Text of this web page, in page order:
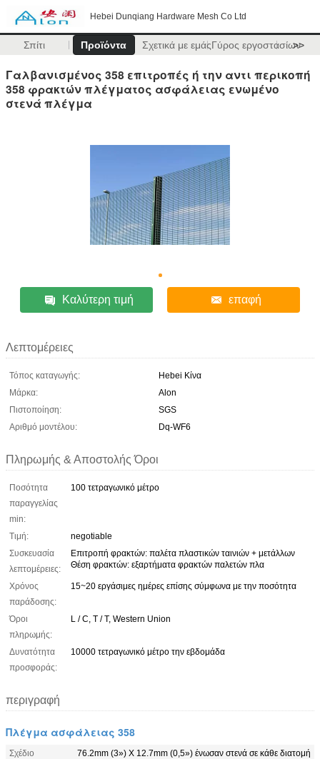
Hebei Dunqiang Hardware Mesh Co Ltd
Σπίτι Προϊόντα Σχετικά με εμάςΓύρος εργοστασίων
>>
Γαλβανισμένος 358 επιτροπές ή την αντι περικοπή
358 φρακτών πλέγματος ασφάλειας ενωμένο
στενά πλέγμα
Καλύτερη τιμή επαφή
Λεπτομέρειες
Τόπος καταγωγής:
Hebei Κίνα
Μάρκα:
Alon
Πιστοποίηση:
SGS
Αριθμό μοντέλου:
Dq-WF6
Πληρωμής & Αποστολής Όροι
Ποσότητα
παραγγελίας
min:
100 τετραγωνικό μέτρο
Τιμή:
negotiable
Συσκευασία
λεπτομέρειες:
Επιτροπή φρακτών: παλέτα πλαστικών ταινιών + μετάλλων
Θέση φρακτών: εξαρτήματα φρακτών παλετών πλα
Χρόνος
παράδοσης:
15~20 εργάσιμες ημέρες επίσης σύμφωνα με την ποσότητα
Όροι
πληρωμής:
L / C, T / T, Western Union
Δυνατότητα
προσφοράς:
10000 τετραγωνικό μέτρο την εβδομάδα
περιγραφή
Πλέγμα ασφάλειας 358
Σχέδιο
76.2mm (3») Χ 12.7mm (0,5») ένωσαν στενά σε κάθε διατομή